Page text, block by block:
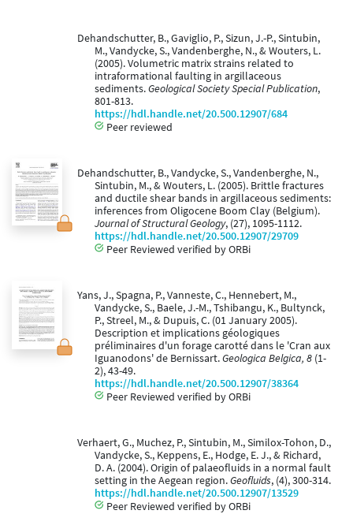
Dehandschutter, B., Gaviglio, P., Sizun, J.-P., Sintubin,
M., Vandycke, S., Vandenberghe, N., & Wouters, L.
(2005). Volumetric matrix strains related to
intraformational faulting in argillaceous
sediments.Geological Society Special Publication,
801-813.
https://hdl.handle.net/20.500.12907/684
Peer reviewed
Dehandschutter, B., Vandycke, S., Vandenberghe, N.,
Sintubin, M., & Wouters, L. (2005). Brittle fractures
and ductile shear bands in argillaceous sediments:
inferences from Oligocene Boom Clay (Belgium).
Journal of Structural Geology, (27), 1095-1112.
https://hdl.handle.net/20.500.12907/29709
Peer Reviewed verified by ORBi
Yans, J., Spagna, P., Vanneste, C., Hennebert, M.,
Vandycke, S., Baele, J.-M., Tshibangu, K., Bultynck,
P., Streel, M., & Dupuis, C. (01 January 2005).
Description et implications géologiques
préliminaires d'un forage carotté dans le 'Cran aux
Iguanodons' de Bernissart.Geologica Belgica, 8 (1-
2), 43-49.
https://hdl.handle.net/20.500.12907/38364
Peer Reviewed verified by ORBi
Verhaert, G., Muchez, P., Sintubin, M., Similox-Tohon, D.,
Vandycke, S., Keppens, E., Hodge, E. J., & Richard,
D. A. (2004). Origin of palaeofluids in a normal fault
setting in the Aegean region.Geofluids, (4), 300-314.
https://hdl.handle.net/20.500.12907/13529
Peer Reviewed verified by ORBi